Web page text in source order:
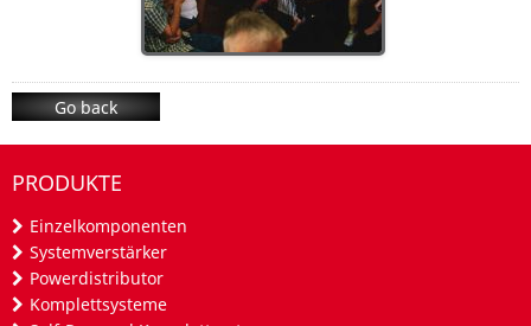
Go back
PRODUKTE
Einzelkomponenten
Systemverstärker
Powerdistributor
Komplettsysteme